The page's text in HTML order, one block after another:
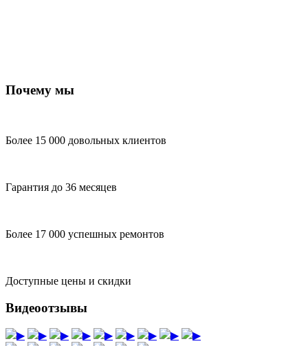
Почему мы
Более 15 000 довольных клиентов
Гарантия до 36 месяцев
Более 17 000 успешных ремонтов
Доступные цены и скидки
Видеоотзывы
▶ ▶ ▶ ▶ ▶ ▶ ▶ ▶
▶